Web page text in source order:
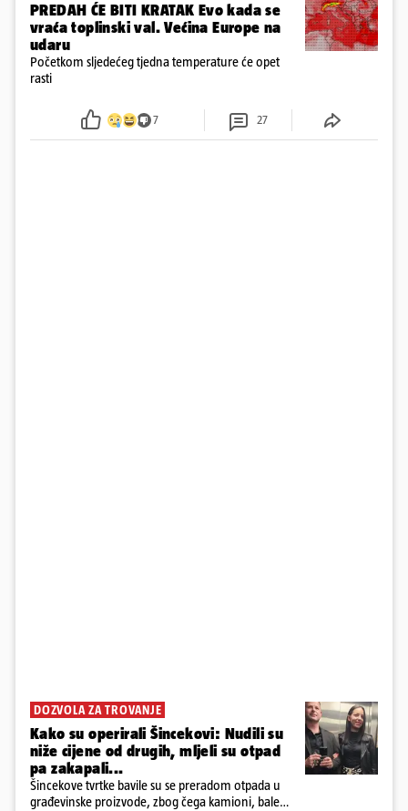
PREDAH ĆE BITI KRATAK Evo kada se
vraća toplinski val. Većina Europe na
udaru
Početkom sljedećeg tjedna temperature će opet
rasti
7 27
DOZVOLA ZA TROVANJE
Kako su operirali Šincekovi: Nudili su
niže cijene od drugih, mljeli su otpad
pa zakapali...
Šincekove tvrtke bavile su se preradom otpada u
građevinske proizvode, zbog čega kamioni, bale